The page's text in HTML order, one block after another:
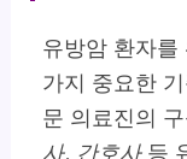
유방암 환자를
가지 중요한
문 의료진의
사, 간호사등